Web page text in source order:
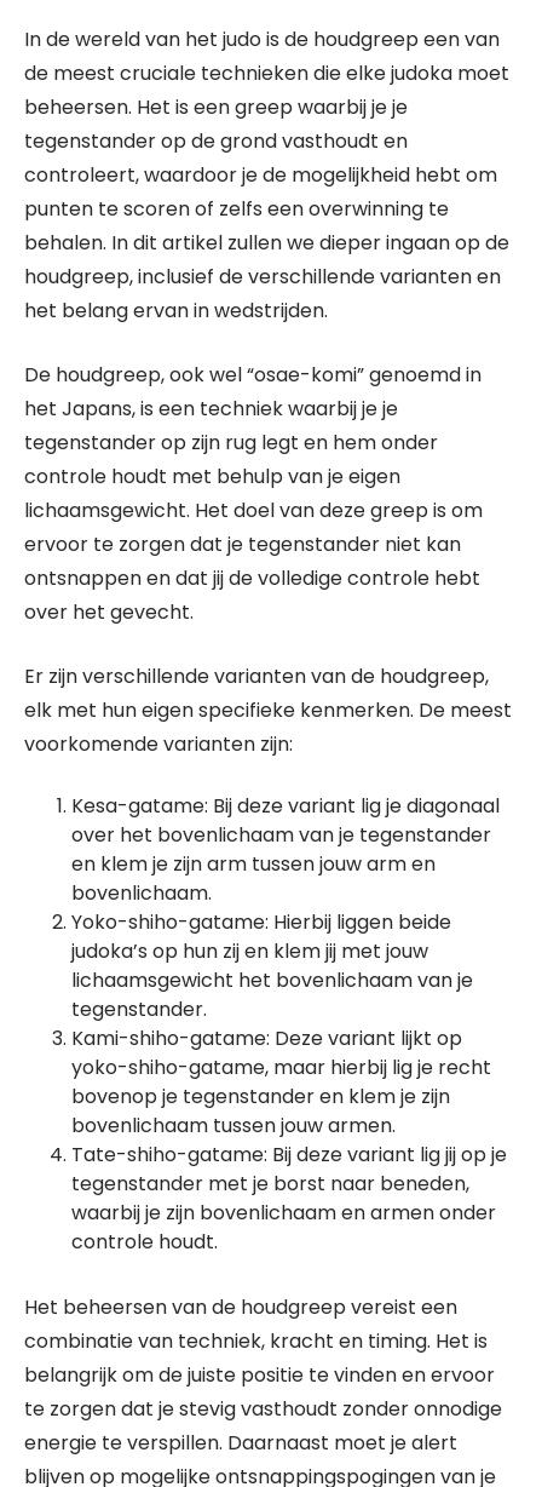
In de wereld van het judo is de houdgreep een van
de meest cruciale technieken die elke judoka moet
beheersen. Het is een greep waarbij je je
tegenstander op de grond vasthoudt en
controleert, waardoor je de mogelijkheid hebt om
punten te scoren of zelfs een overwinning te
behalen. In dit artikel zullen we dieper ingaan op de
houdgreep, inclusief de verschillende varianten en
het belang ervan in wedstrijden.
De houdgreep, ook wel “osae-komi” genoemd in
het Japans, is een techniek waarbij je je
tegenstander op zijn rug legt en hem onder
controle houdt met behulp van je eigen
lichaamsgewicht. Het doel van deze greep is om
ervoor te zorgen dat je tegenstander niet kan
ontsnappen en dat jij de volledige controle hebt
over het gevecht.
Er zijn verschillende varianten van de houdgreep,
elk met hun eigen specifieke kenmerken. De meest
voorkomende varianten zijn:
Kesa-gatame: Bij deze variant lig je diagonaal
over het bovenlichaam van je tegenstander
en klem je zijn arm tussen jouw arm en
bovenlichaam.
Yoko-shiho-gatame: Hierbij liggen beide
judoka’s op hun zij en klem jij met jouw
lichaamsgewicht het bovenlichaam van je
tegenstander.
Kami-shiho-gatame: Deze variant lijkt op
yoko-shiho-gatame, maar hierbij lig je recht
bovenop je tegenstander en klem je zijn
bovenlichaam tussen jouw armen.
Tate-shiho-gatame: Bij deze variant lig jij op je
tegenstander met je borst naar beneden,
waarbij je zijn bovenlichaam en armen onder
controle houdt.
Het beheersen van de houdgreep vereist een
combinatie van techniek, kracht en timing. Het is
belangrijk om de juiste positie te vinden en ervoor
te zorgen dat je stevig vasthoudt zonder onnodige
energie te verspillen. Daarnaast moet je alert
blijven op mogelijke ontsnappingspogingen van je